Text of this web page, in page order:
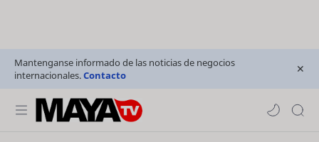
Mantenganse informado de las noticias de negocios
internacionales.Contacto